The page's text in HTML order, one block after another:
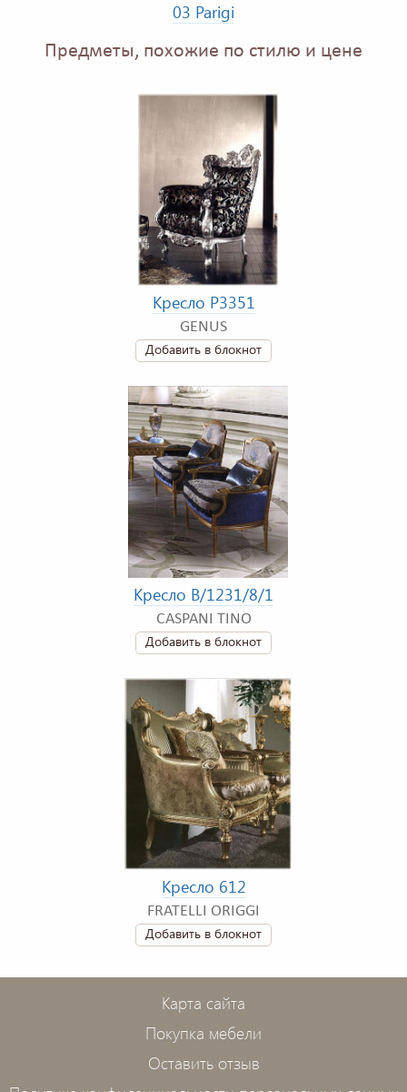
03 Parigi
Предметы, похожие по стилю и цене
Кресло P3351
GENUS
Добавить в блокнот
Кресло B/1231/8/1
CASPANI TINO
Добавить в блокнот
Кресло 612
FRATELLI ORIGGI
Добавить в блокнот
Карта сайта
Покупка мебели
Оставить отзыв